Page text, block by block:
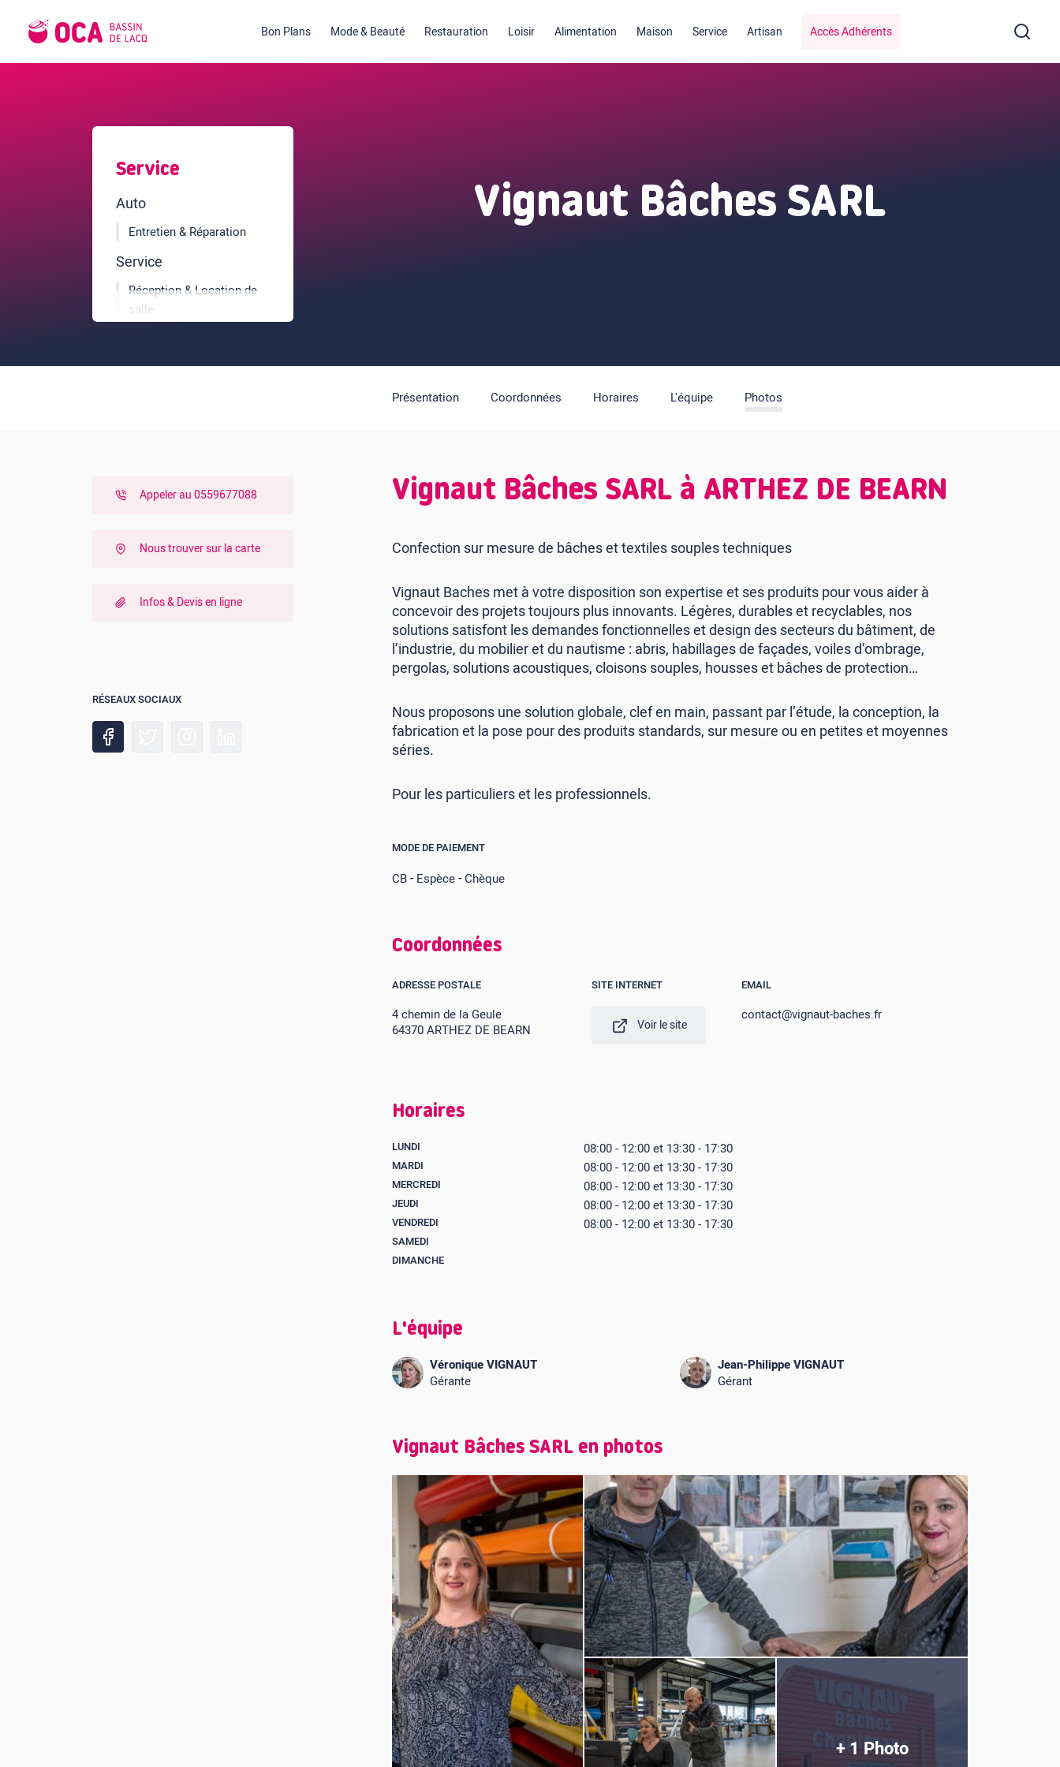
Bon Plans Mode & Beauté Restauration Loisir Alimentation Maison Service Artisan Accès Adhérents
Service
Auto
Entretien & Réparation
Service
Réception & Location de
salle
Aménagement
Store
Vignaut Bâches SARL
Présentation Coordonnées Horaires L'équipe Photos
Appeler au 0559677088
Nous trouver sur la carte
Infos & Devis en ligne
RÉSEAUX SOCIAUX
Vignaut Bâches SARL à ARTHEZ DE BEARN
Confection sur mesure de bâches et textiles souples techniques
Vignaut Baches met à votre disposition son expertise et ses produits pour vous aider à
concevoir des projets toujours plus innovants. Légères, durables et recyclables, nos
solutions satisfont les demandes fonctionnelles et design des secteurs du bâtiment, de
l’industrie, du mobilier et du nautisme : abris, habillages de façades, voiles d’ombrage,
pergolas, solutions acoustiques, cloisons souples, housses et bâches de protection…
Nous proposons une solution globale, clef en main, passant par l’étude, la conception, la
fabrication et la pose pour des produits standards, sur mesure ou en petites et moyennes
séries.
Pour les particuliers et les professionnels.
MODE DE PAIEMENT
CB-Espèce-Chèque
Coordonnées
ADRESSE POSTALE
4 chemin de la Geule
64370 ARTHEZ DE BEARN
SITE INTERNET
Voir le site
EMAIL
contact@vignaut-baches.fr
Horaires
LUNDI 08:00 - 12:00 et 13:30 - 17:30
MARDI 08:00 - 12:00 et 13:30 - 17:30
MERCREDI 08:00 - 12:00 et 13:30 - 17:30
JEUDI 08:00 - 12:00 et 13:30 - 17:30
VENDREDI 08:00 - 12:00 et 13:30 - 17:30
SAMEDI
DIMANCHE
L'équipe
Véronique VIGNAUT
Gérante
Jean-Philippe VIGNAUT
Gérant
Vignaut Bâches SARL en photos
+ 1 Photo